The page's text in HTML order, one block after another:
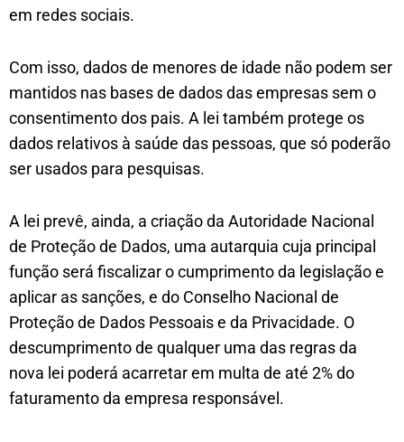
em redes sociais.
Com isso, dados de menores de idade não podem ser
mantidos nas bases de dados das empresas sem o
consentimento dos pais. A lei também protege os
dados relativos à saúde das pessoas, que só poderão
ser usados para pesquisas.
A lei prevê, ainda, a criação da Autoridade Nacional
de Proteção de Dados, uma autarquia cuja principal
função será fiscalizar o cumprimento da legislação e
aplicar as sanções, e do Conselho Nacional de
Proteção de Dados Pessoais e da Privacidade. O
descumprimento de qualquer uma das regras da
nova lei poderá acarretar em multa de até 2% do
faturamento da empresa responsável.